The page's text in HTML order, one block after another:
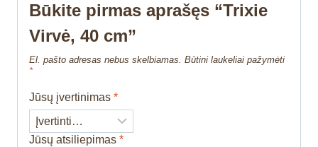
Būkite pirmas aprašęs “Trixie
Virvė, 40 cm”
El. pašto adresas nebus skelbiamas. Būtini laukeliai pažymėti
*
Jūsų įvertinimas *
Jūsų atsiliepimas *